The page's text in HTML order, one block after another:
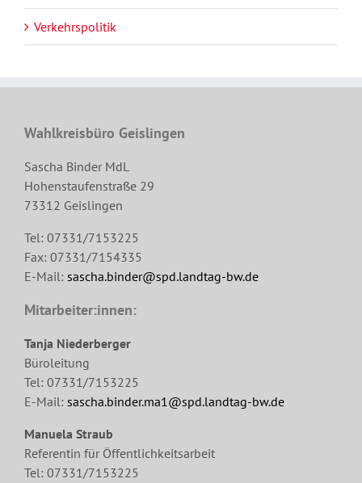
Verkehrspolitik
Wahlkreisbüro Geislingen
Sascha Binder MdL
Hohenstaufenstraße 29
73312 Geislingen
Tel: 07331/7153225
Fax: 07331/7154335
E-Mail: sascha.binder@spd.landtag-bw.de
Mitarbeiter:innen:
Tanja Niederberger
Büroleitung
Tel: 07331/7153225
E-Mail: sascha.binder.ma1@spd.landtag-bw.de
Manuela Straub
Referentin für Öffentlichkeitsarbeit
Tel: 07331/7153225